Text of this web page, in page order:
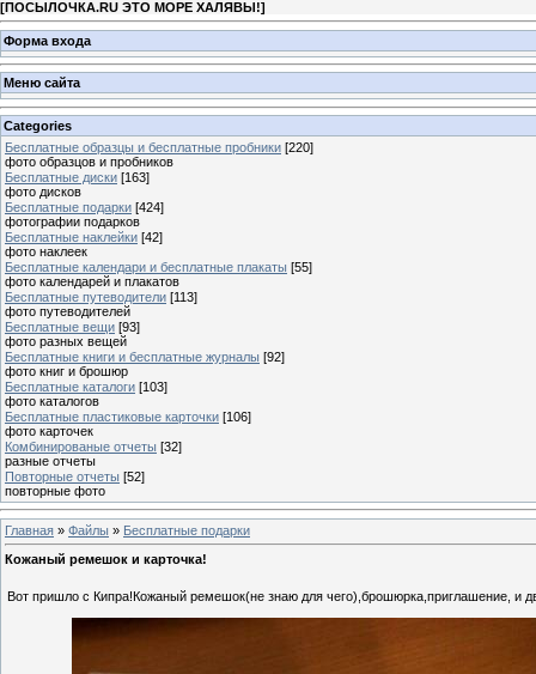
[ПОСЫЛОЧКА.RU ЭТО МОРЕ ХАЛЯВЫ!]
Форма входа
Меню сайта
Categories
Бесплатные образцы и бесплатные пробники [220]
фото образцов и пробников
Бесплатные диски [163]
фото дисков
Бесплатные подарки [424]
фотографии подарков
Бесплатные наклейки [42]
фото наклеек
Бесплатные календари и бесплатные плакаты [55]
фото календарей и плакатов
Бесплатные путеводители [113]
фото путеводителей
Бесплатные вещи [93]
фото разных вещей
Бесплатные книги и бесплатные журналы [92]
фото книг и брошюр
Бесплатные каталоги [103]
фото каталогов
Бесплатные пластиковые карточки [106]
фото карточек
Комбинированые отчеты [32]
разные отчеты
Повторные отчеты [52]
повторные фото
Главная » Файлы » Бесплатные подарки
Кожаный ремешок и карточка!
Вот пришло с Кипра!Кожаный ремешок(не знаю для чего),брошюрка,приглашение, и